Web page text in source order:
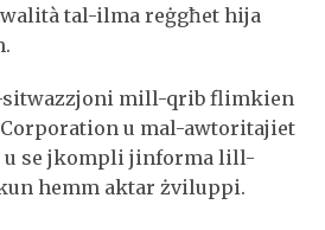
tal-ilma reġgħet hija
sitwazzjoni mill-qrib flimkien
Corporation u mal-awtoritajiet
se jkompli jinforma lill-
hemm aktar żviluppi.